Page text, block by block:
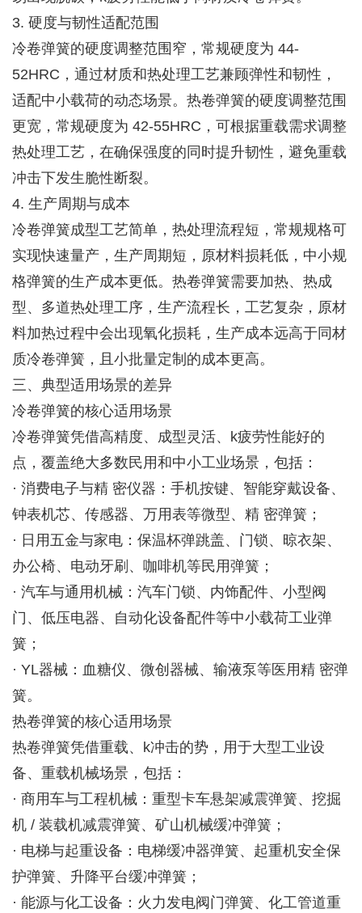
3. 硬度与韧性适配范围
冷卷弹簧的硬度调整范围窄，常规硬度为 44-
52HRC，通过材质和热处理工艺兼顾弹性和韧性，
适配中小载荷的动态场景。热卷弹簧的硬度调整范围
更宽，常规硬度为 42-55HRC，可根据重载需求调整
热处理工艺，在确保强度的同时提升韧性，避免重载
冲击下发生脆性断裂。
4. 生产周期与成本
冷卷弹簧成型工艺简单，热处理流程短，常规规格可
实现快速量产，生产周期短，原材料损耗低，中小规
格弹簧的生产成本更低。热卷弹簧需要加热、热成
型、多道热处理工序，生产流程长，工艺复杂，原材
料加热过程中会出现氧化损耗，生产成本远高于同材
质冷卷弹簧，且小批量定制的成本更高。
三、典型适用场景的差异
冷卷弹簧的核心适用场景
冷卷弹簧凭借高精度、成型灵活、k疲劳性能好的
点，覆盖绝大多数民用和中小工业场景，包括：
· 消费电子与精 密仪器：手机按键、智能穿戴设备、
钟表机芯、传感器、万用表等微型、精 密弹簧；
· 日用五金与家电：保温杯弹跳盖、门锁、晾衣架、
办公椅、电动牙刷、咖啡机等民用弹簧；
· 汽车与通用机械：汽车门锁、内饰配件、小型阀
门、低压电器、自动化设备配件等中小载荷工业弹
簧；
· YL器械：血糖仪、微创器械、输液泵等医用精 密弹
簧。
热卷弹簧的核心适用场景
热卷弹簧凭借重载、k冲击的势，用于大型工业设
备、重载机械场景，包括：
· 商用车与工程机械：重型卡车悬架减震弹簧、挖掘
机 / 装载机减震弹簧、矿山机械缓冲弹簧；
· 电梯与起重设备：电梯缓冲器弹簧、起重机安全保
护弹簧、升降平台缓冲弹簧；
· 能源与化工设备：火力发电阀门弹簧、化工管道重